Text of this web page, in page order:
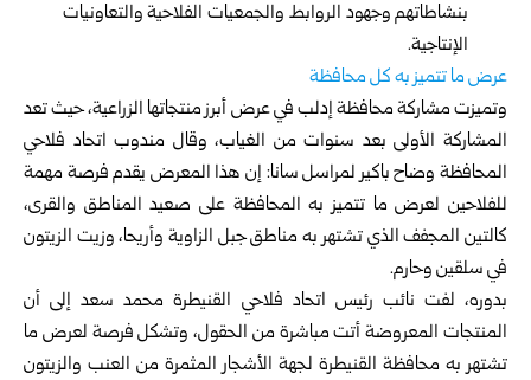
بنشاطاتهم وجهود الروابط والجمعيات الفلاحية والتعاونيات
الإنتاجية.
عرض ما تتميز به كل محافظة
وتميزت مشاركة محافظة إدلب في عرض أبرز منتجاتها الزراعية، حيث تعد
المشاركة الأولى بعد سنوات من الغياب، وقال مندوب اتحاد فلاحي
المحافظة وضاح باكير لمراسل سانا: إن هذا المعرض يقدم فرصة مهمة
للفلاحين لعرض ما تتميز به المحافظة على صعيد المناطق والقرى،
كالتين المجفف الذي تشتهر به مناطق جبل الزاوية وأريحا، وزيت الزيتون
في سلقين وحارم.
بدوره، لفت نائب رئيس اتحاد فلاحي القنيطرة محمد سعد إلى أن
المنتجات المعروضة أتت مباشرة من الحقول، وتشكل فرصة لعرض ما
تشتهر به محافظة القنيطرة لجهة الأشجار المثمرة من العنب والزيتون